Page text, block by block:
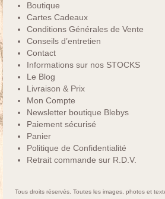
Boutique
Cartes Cadeaux
Conditions Générales de Vente
Conseils d’entretien
Contact
Informations sur nos STOCKS
Le Blog
Livraison & Prix
Mon Compte
Newsletter boutique Blebys
Paiement sécurisé
Panier
Politique de Confidentialité
Retrait commande sur R.D.V.
Tous droits réservés. Toutes les images, photos et